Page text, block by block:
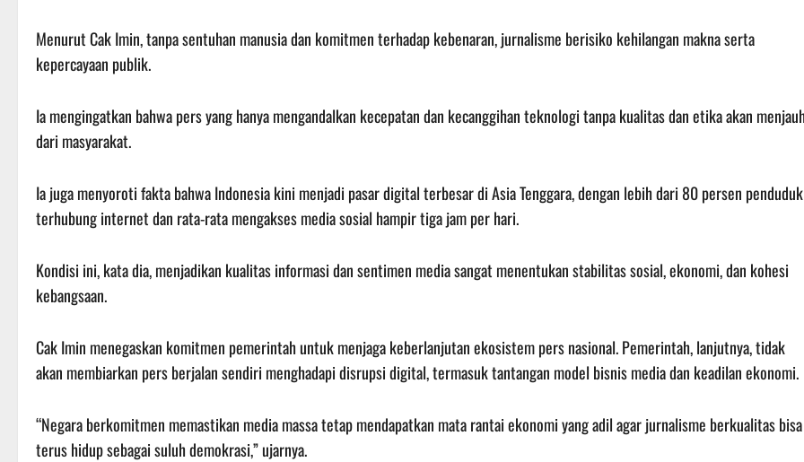
Menurut Cak Imin, tanpa sentuhan manusia dan komitmen terhadap kebenaran, jurnalisme berisiko kehilangan makna serta
kepercayaan publik.
Ia mengingatkan bahwa pers yang hanya mengandalkan kecepatan dan kecanggihan teknologi tanpa kualitas dan etika akan
dari masyarakat.
Ia juga menyoroti fakta bahwa Indonesia kini menjadi pasar digital terbesar di Asia Tenggara, dengan lebih dari 80 persen penduduk
terhubung internet dan rata-rata mengakses media sosial hampir tiga jam per hari.
Kondisi ini, kata dia, menjadikan kualitas informasi dan sentimen media sangat menentukan stabilitas sosial, ekonomi, dan kohesi
kebangsaan.
Cak Imin menegaskan komitmen pemerintah untuk menjaga keberlanjutan ekosistem pers nasional. Pemerintah, lanjutnya, tidak
akan membiarkan pers berjalan sendiri menghadapi disrupsi digital, termasuk tantangan model bisnis media dan keadilan ekonomi.
“Negara berkomitmen memastikan media massa tetap mendapatkan mata rantai ekonomi yang adil agar jurnalisme berkualitas bisa
terus hidup sebagai suluh demokrasi,” ujarnya.